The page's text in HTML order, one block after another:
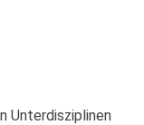
Unterdisziplinen